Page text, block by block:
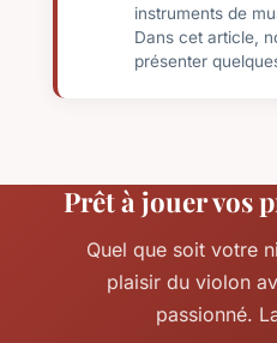
instruments de
Dans cet article,
présenter
Prêt à jouer vos
Quel que soit votre
plaisir du violon
passionné.